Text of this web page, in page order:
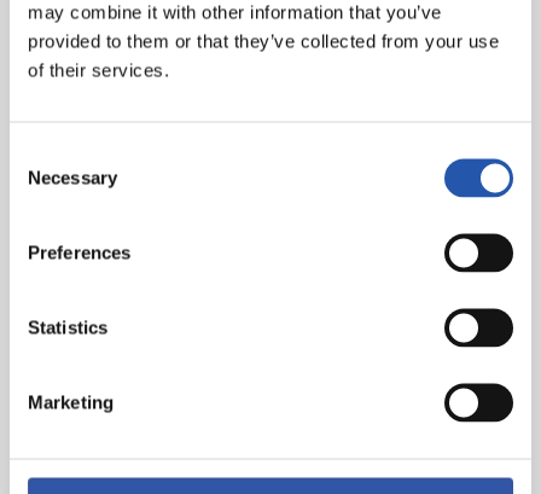
may combine it with other information that you’ve
provided to them or that they’ve collected from your use
of their services.
Selection
Necessary
Preferences
Statistics
Marketing
Goles : 1-0: Barrene, min.3. 2-0: Sadiq, min.22. 2-1: En
Nesyri, min.60.